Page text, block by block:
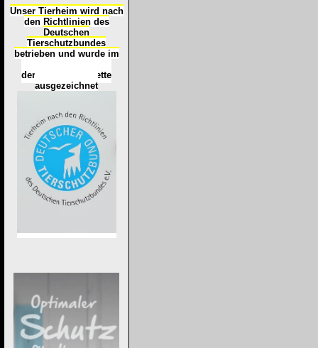
Unser Tierheim wird nach
den Richtlinien des
Deutschen
Tierschutzbundes
betrieben und wurde im
der
Tierheimplakette
ausgezeichnet